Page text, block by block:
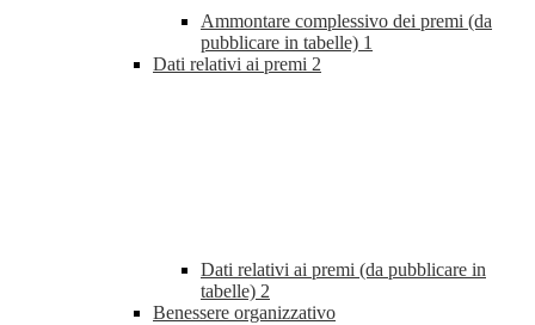
Ammontare complessivo dei premi (da
pubblicare in tabelle) 1
Dati relativi ai premi 2
Dati relativi ai premi (da pubblicare in
tabelle) 2
Benessere organizzativo